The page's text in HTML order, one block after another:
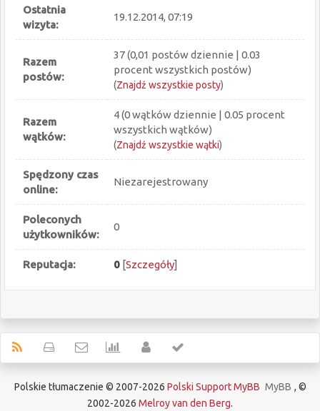
Ostatnia
wizyta:
19.12.2014, 07:19
Razem
postów:
37 (0,01 postów dziennie | 0.03
procent wszystkich postów)
(Znajdź wszystkie posty)
Razem
wątków:
4 (0 wątków dziennie | 0.05 procent
wszystkich wątków)
(Znajdź wszystkie wątki)
Spędzony czas
online:
Niezarejestrowany
Poleconych
użytkowników:
0
Reputacja: 0 [Szczegóły]
Polskie tłumaczenie © 2007-2026 Polski Support MyBB MyBB , ©
2002-2026 Melroy van den Berg.